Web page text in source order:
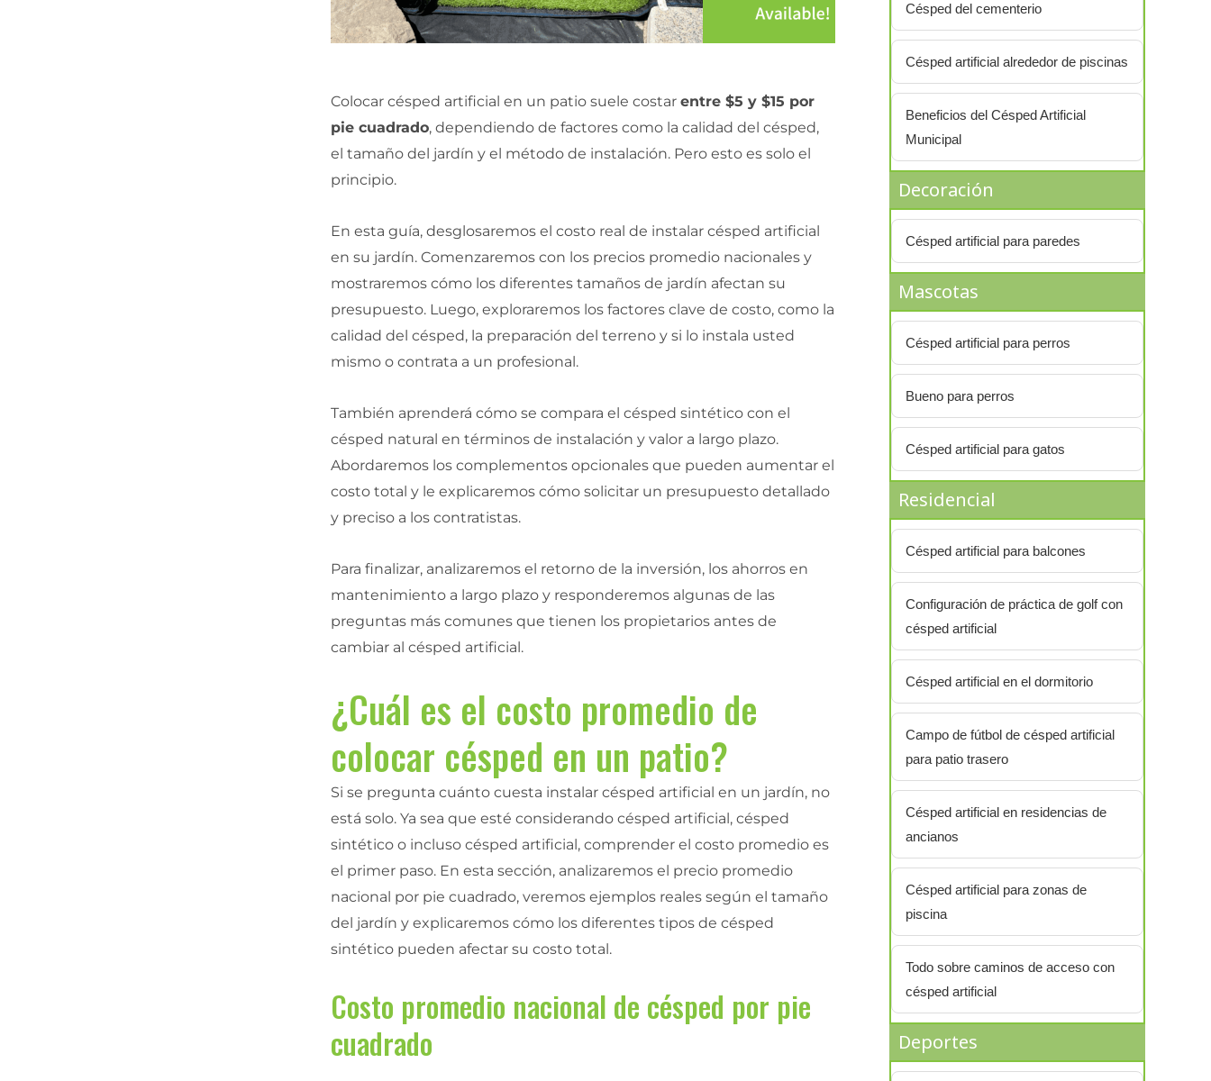
Colocar césped artificial en un patio suele costarentre $5 y $15 por
pie cuadrado, dependiendo de factores como la calidad del césped,
el tamaño del jardín y el método de instalación. Pero esto es solo el
principio.
En esta guía, desglosaremos el costo real de instalar césped artificial
en su jardín. Comenzaremos con los precios promedio nacionales y
mostraremos cómo los diferentes tamaños de jardín afectan su
presupuesto. Luego, exploraremos los factores clave de costo, como la
calidad del césped, la preparación del terreno y si lo instala usted
mismo o contrata a un profesional.
También aprenderá cómo se compara el césped sintético con el
césped natural en términos de instalación y valor a largo plazo.
Abordaremos los complementos opcionales que pueden aumentar el
costo total y le explicaremos cómo solicitar un presupuesto detallado
y preciso a los contratistas.
Para finalizar, analizaremos el retorno de la inversión, los ahorros en
mantenimiento a largo plazo y responderemos algunas de las
preguntas más comunes que tienen los propietarios antes de
cambiar al césped artificial.
¿Cuál es el costo promedio de
colocar césped en un patio?
Si se pregunta cuánto cuesta instalar césped artificial en un jardín, no
está solo. Ya sea que esté considerando césped artificial, césped
sintético o incluso césped artificial, comprender el costo promedio es
el primer paso. En esta sección, analizaremos el precio promedio
nacional por pie cuadrado, veremos ejemplos reales según el tamaño
del jardín y explicaremos cómo los diferentes tipos de césped
sintético pueden afectar su costo total.
Costo promedio nacional de césped por pie
cuadrado
Césped del cementerio
Césped artificial alrededor de piscinas
Beneficios del Césped Artificial
Municipal
Decoración
Césped artificial para paredes
Mascotas
Césped artificial para perros
Bueno para perros
Césped artificial para gatos
Residencial
Césped artificial para balcones
Configuración de práctica de golf con
césped artificial
Césped artificial en el dormitorio
Campo de fútbol de césped artificial
para patio trasero
Césped artificial en residencias de
ancianos
Césped artificial para zonas de
piscina
Todo sobre caminos de acceso con
césped artificial
Deportes